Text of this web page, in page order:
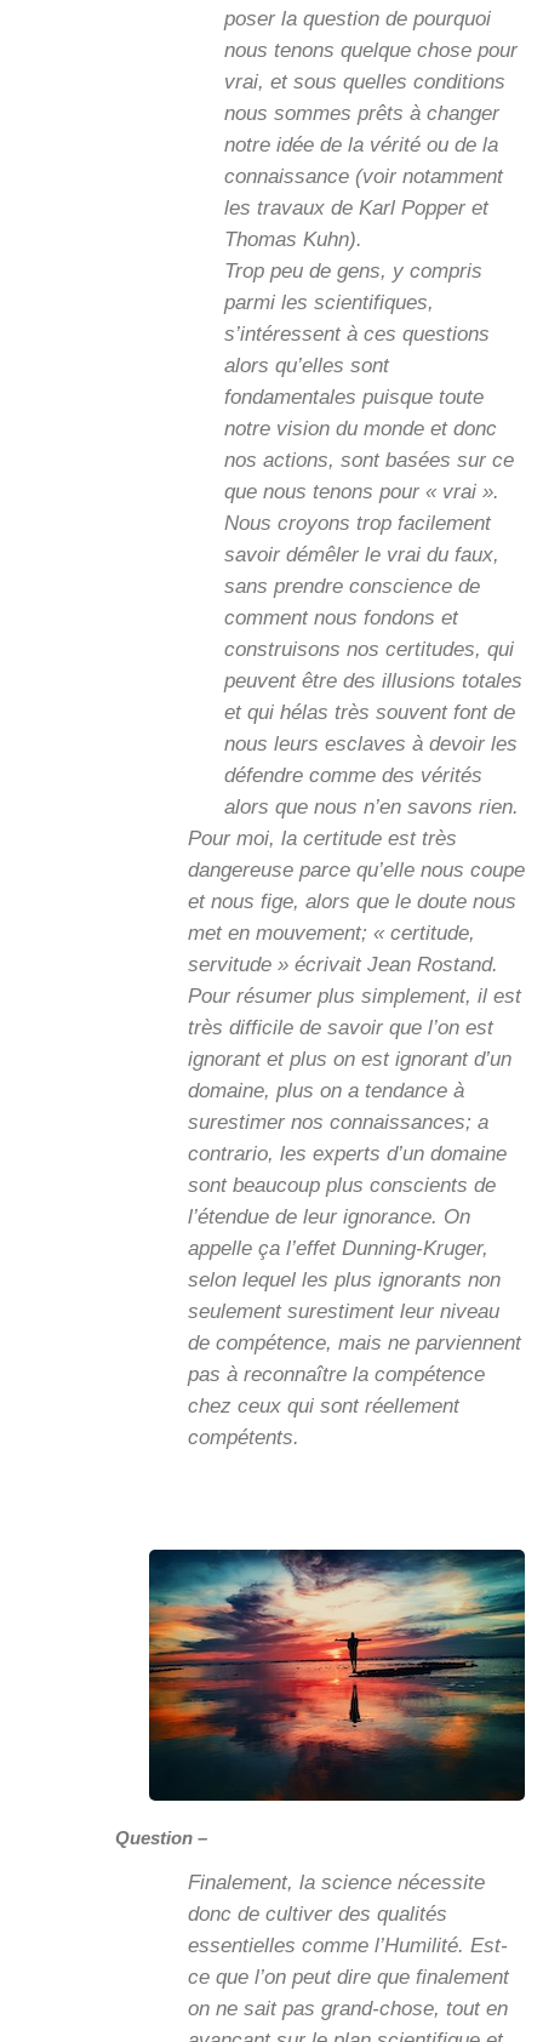
poser la question de pourquoi
nous tenons quelque chose pour
vrai, et sous quelles conditions
nous sommes prêts à changer
notre idée de la vérité ou de la
connaissance (voir notamment
les travaux de Karl Popper et
Thomas Kuhn).
Trop peu de gens, y compris
parmi les scientifiques,
s’intéressent à ces questions
alors qu’elles sont
fondamentales puisque toute
notre vision du monde et donc
nos actions, sont basées sur ce
que nous tenons pour « vrai ».
Nous croyons trop facilement
savoir démêler le vrai du faux,
sans prendre conscience de
comment nous fondons et
construisons nos certitudes, qui
peuvent être des illusions totales
et qui hélas très souvent font de
nous leurs esclaves à devoir les
défendre comme des vérités
alors que nous n’en savons rien.
Pour moi, la certitude est très
dangereuse parce qu’elle nous coupe
et nous fige, alors que le doute nous
met en mouvement; « certitude,
servitude » écrivait Jean Rostand.
Pour résumer plus simplement, il est
très difficile de savoir que l’on est
ignorant et plus on est ignorant d’un
domaine, plus on a tendance à
surestimer nos connaissances; a
contrario, les experts d’un domaine
sont beaucoup plus conscients de
l’étendue de leur ignorance. On
appelle ça l’effet Dunning-Kruger,
selon lequel les plus ignorants non
seulement surestiment leur niveau
de compétence, mais ne parviennent
pas à reconnaître la compétence
chez ceux qui sont réellement
compétents.
Question –
Finalement, la science nécessite
donc de cultiver des qualités
essentielles comme l’Humilité. Est-
ce que l’on peut dire que finalement
on ne sait pas grand-chose, tout en